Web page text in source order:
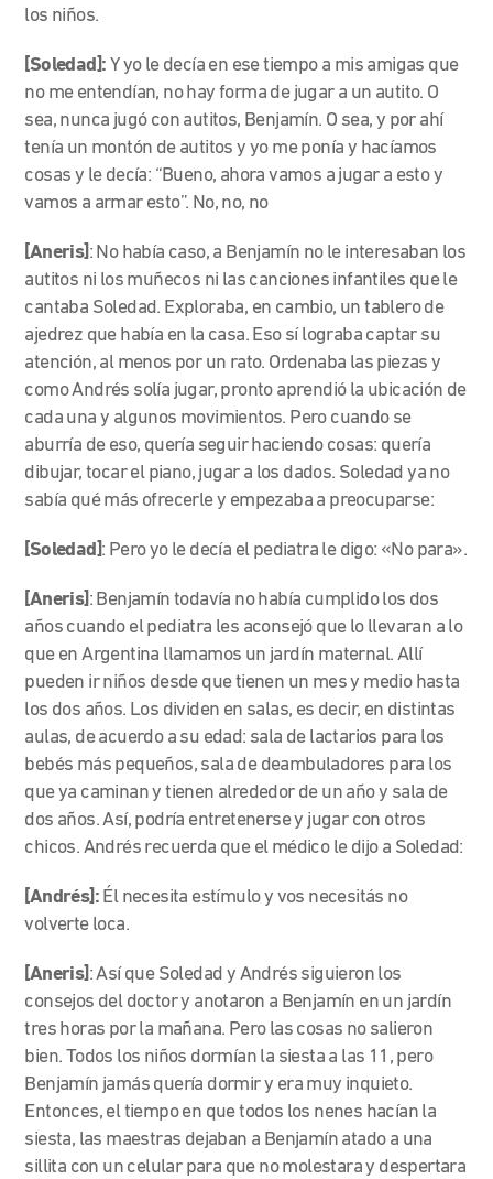
los niños.
[Soledad]: Y yo le decía en ese tiempo a mis amigas que
no me entendían, no hay forma de jugar a un autito. O
sea, nunca jugó con autitos, Benjamín. O sea, y por ahí
tenía un montón de autitos y yo me ponía y hacíamos
cosas y le decía: “Bueno, ahora vamos a jugar a esto y
vamos a armar esto”. No, no, no
[Aneris] : No había caso, a Benjamín no le interesaban los
autitos ni los muñecos ni las canciones infantiles que le
cantaba Soledad. Exploraba, en cambio, un tablero de
ajedrez que había en la casa. Eso sí lograba captar su
atención, al menos por un rato. Ordenaba las piezas y
como Andrés solía jugar, pronto aprendió la ubicación de
cada una y algunos movimientos. Pero cuando se
aburría de eso, quería seguir haciendo cosas: quería
dibujar, tocar el piano, jugar a los dados. Soledad ya no
sabía qué más ofrecerle y empezaba a preocuparse:
[Soledad]: Pero yo le decía el pediatra le digo: «No para».
[Aneris] : Benjamín todavía no había cumplido los dos
años cuando el pediatra les aconsejó que lo llevaran a lo
que en Argentina llamamos un jardín maternal. Allí
pueden ir niños desde que tienen un mes y medio hasta
los dos años. Los dividen en salas, es decir, en distintas
aulas, de acuerdo a su edad: sala de lactarios para los
bebés más pequeños, sala de deambuladores para los
que ya caminan y tienen alrededor de un año y sala de
dos años. Así, podría entretenerse y jugar con otros
chicos. Andrés recuerda que el médico le dijo a Soledad:
[Andrés]: Él necesita estímulo y vos necesitás no
volverte loca.
[Aneris] : Así que Soledad y Andrés siguieron los
consejos del doctor y anotaron a Benjamín en un jardín
tres horas por la mañana. Pero las cosas no salieron
bien. Todos los niños dormían la siesta a las 11, pero
Benjamín jamás quería dormir y era muy inquieto.
Entonces, el tiempo en que todos los nenes hacían la
siesta, las maestras dejaban a Benjamín atado a una
sillita con un celular para que no molestara y despertara